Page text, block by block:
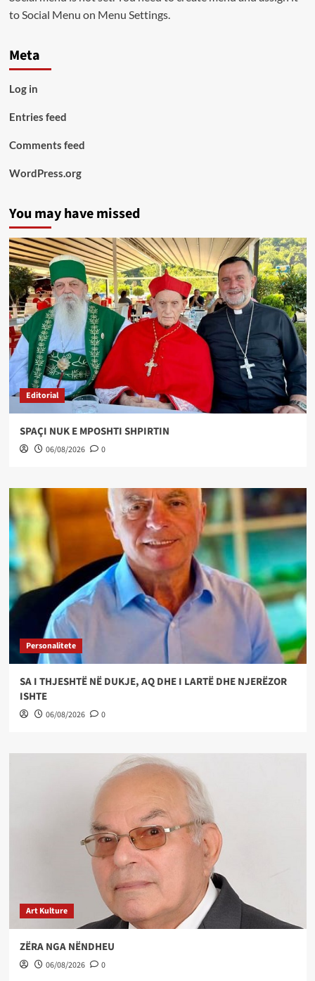
to Social Menu on Menu Settings.
Meta
Log in
Entries feed
Comments feed
WordPress.org
You may have missed
Editorial
SPAÇI NUK E MPOSHTI SHPIRTIN
06/08/2026 0
Personalitete
SA I THJESHTË NË DUKJE, AQ DHE I LARTË DHE NJERËZOR
ISHTE
06/08/2026 0
Art Kulture
ZËRA NGA NËNDHEU
06/08/2026 0